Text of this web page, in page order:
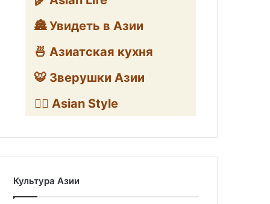
🏯 Увидеть в Азии
🍜 Азиатская кухня
🐯 Зверушки Азии
🧛‍♂️ Asian Style
Культура Азии